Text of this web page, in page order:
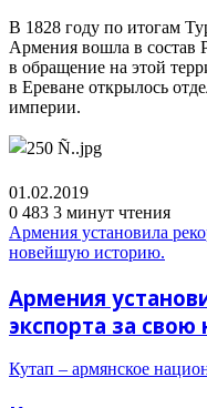
В 1828 году по итогам
Армения вошла в состав
в обращение на этой
в Ереване открылось
империи.
01.02.2019
0 483 3 минут чтения
Армения установила
новейшую историю.
Армения
экспорта за
Кутап – армянское